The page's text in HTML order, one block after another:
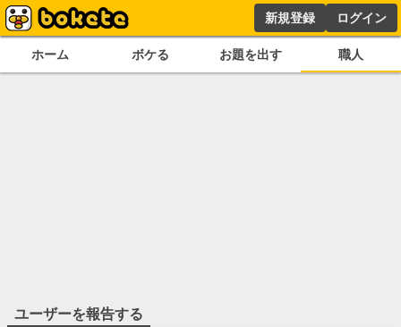
新規登録 ログイン
ホーム ボケる お題を出す 職人
ユーザーを報告する